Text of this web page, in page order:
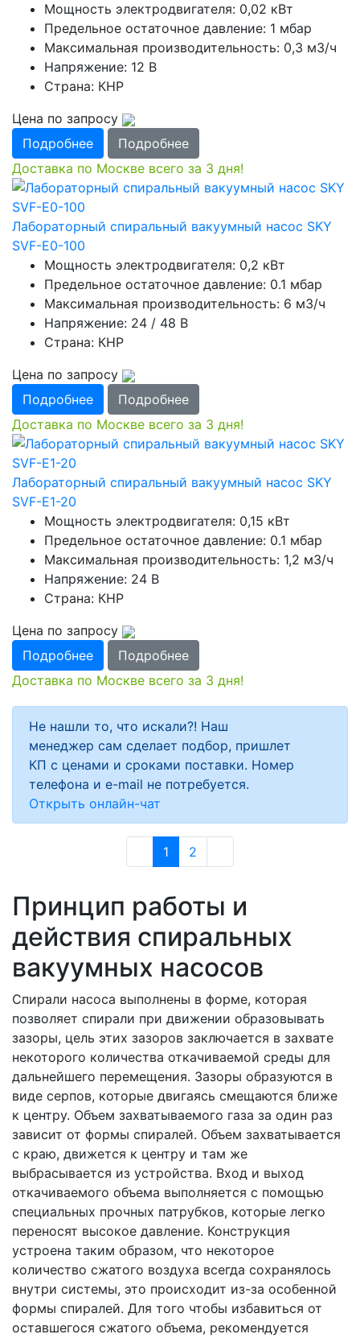
Мощность электродвигателя: 0,02 кВт
Предельное остаточное давление: 1 мбар
Максимальная производительность: 0,3 м3/ч
Напряжение: 12 В
Страна: КНР
Цена по запросу
Подробнее
Подробнее
Доставка по Москве всего за 3 дня!
Лабораторный спиральный вакуумный насос SKY
SVF-E0-100
Мощность электродвигателя: 0,2 кВт
Предельное остаточное давление: 0.1 мбар
Максимальная производительность: 6 м3/ч
Напряжение: 24 / 48 В
Страна: КНР
Цена по запросу
Подробнее
Подробнее
Доставка по Москве всего за 3 дня!
Лабораторный спиральный вакуумный насос SKY
SVF-E1-20
Мощность электродвигателя: 0,15 кВт
Предельное остаточное давление: 0.1 мбар
Максимальная производительность: 1,2 м3/ч
Напряжение: 24 В
Страна: КНР
Цена по запросу
Подробнее
Подробнее
Доставка по Москве всего за 3 дня!
Не нашли то, что искали?! Наш
менеджер сам сделает подбор, пришлет
КП с ценами и сроками поставки. Номер
телефона и e-mail не потребуется.
Открыть онлайн-чат
1 2
Принцип работы и
действия спиральных
вакуумных насосов
Спирали насоса выполнены в форме, которая
позволяет спирали при движении образовывать
зазоры, цель этих зазоров заключается в захвате
некоторого количества откачиваемой среды для
дальнейшего перемещения. Зазоры образуются в
виде серпов, которые двигаясь смещаются ближе
к центру. Объем захватываемого газа за один раз
зависит от формы спиралей. Объем захватывается
с краю, движется к центру и там же
выбрасывается из устройства. Вход и выход
откачиваемого объема выполняется с помощью
специальных прочных патрубков, которые легко
переносят высокое давление. Конструкция
устроена таким образом, что некоторое
количество сжатого воздуха всегда сохранялось
внутри системы, это происходит из-за особенной
формы спиралей. Для того чтобы избавиться от
оставшегося сжатого объема, рекомендуется